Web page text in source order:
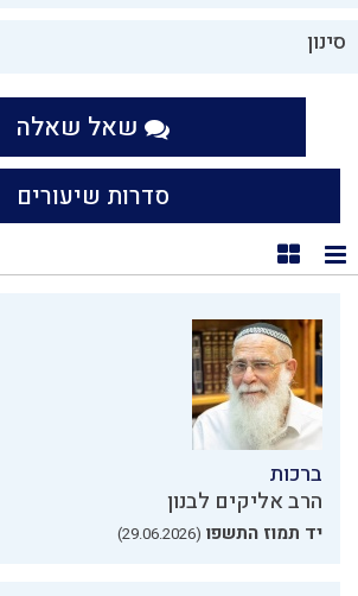
סינון
שאל שאלה
סדרות שיעורים
תצוגת רשימה
תצוגת קוביות
ברכות
הרב אליקים לבנון
יד תמוז התשפו (29.06.2026)